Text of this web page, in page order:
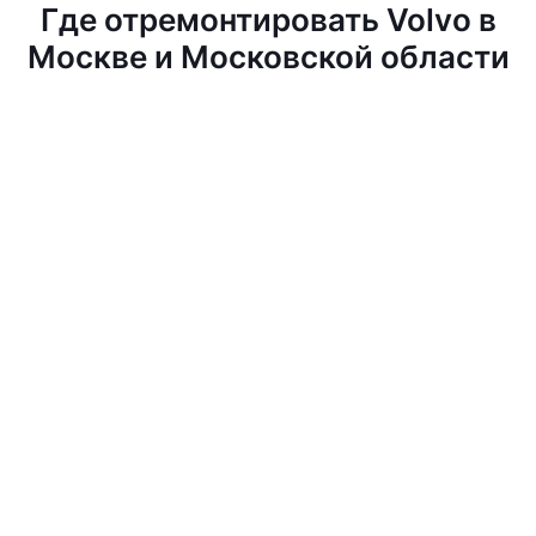
Где отремонтировать Volvo в
Москве и Московской области